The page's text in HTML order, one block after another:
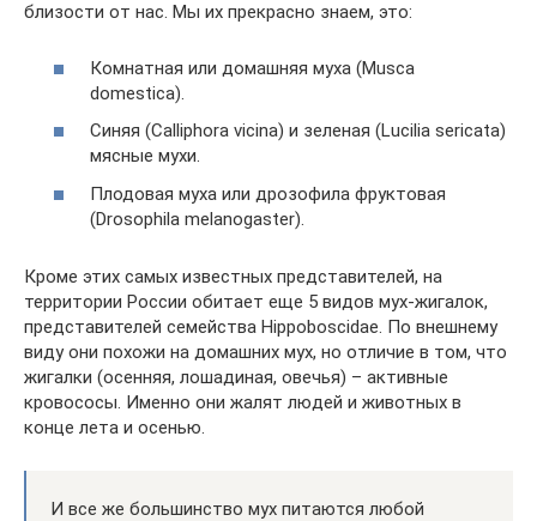
близости от нас. Мы их прекрасно знаем, это:
Комнатная или домашняя муха (Musca
domestica).
Синяя (Calliphora vicina) и зеленая (Lucilia sericata)
мясные мухи.
Плодовая муха или дрозофила фруктовая
(Drosophila melanogaster).
Кроме этих самых известных представителей, на
территории России обитает еще 5 видов мух-жигалок,
представителей семейства Hippoboscidae. По внешнему
виду они похожи на домашних мух, но отличие в том, что
жигалки (осенняя, лошадиная, овечья) – активные
кровососы. Именно они жалят людей и животных в
конце лета и осенью.
И все же большинство мух питаются любой